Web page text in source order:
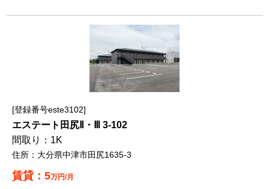
登録番号este3102
エステート田尻Ⅱ・Ⅲ 3-102
1K
大分県中津市田尻1635-3
5万円/月